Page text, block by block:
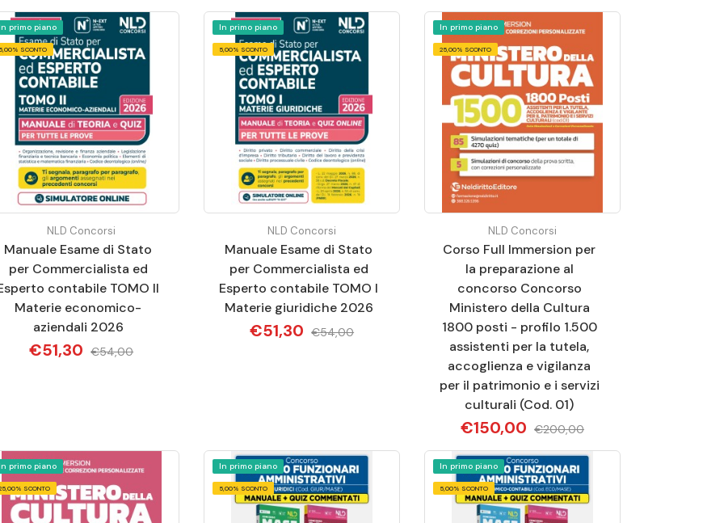
In primo piano
5,00% SCONTO
NLD Concorsi
Manuale Esame di Stato
per Commercialista ed
contabile TOMO II
Materie economico-
aziendali 2026
€51,30 €54,00
In primo piano
5,00% SCONTO
NLD Concorsi
Manuale Esame di Stato
per Commercialista ed
Esperto contabile TOMO I
Materie giuridiche 2026
€51,30 €54,00
In primo piano
25,00% SCONTO
NLD Concorsi
Corso Full Immersion per
la preparazione al
concorso Concorso
Ministero della Cultura
1800 posti - profilo 1.500
assistenti per la tutela,
accoglienza e vigilanza
per il patrimonio e i servizi
culturali (Cod. 01)
€150,00 €200,00
In primo piano
SCONTO
In primo piano
5,00% SCONTO
In primo piano
5,00% SCONTO